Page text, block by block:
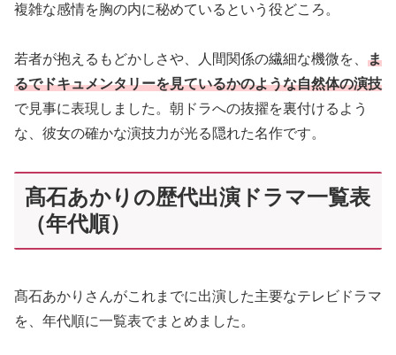
複雑な感情を胸の内に秘めているという役どころ。
若者が抱えるもどかしさや、人間関係の繊細な機微を、 ま
るでドキュメンタリーを見ているかのような自然体の演技
で見事に表現しました。朝ドラへの抜擢を裏付けるよう
な、彼女の確かな演技力が光る隠れた名作です。
髙石あかりの歴代出演ドラマ一覧表
（年代順）
髙石あかりさんがこれまでに出演した主要なテレビドラマ
を、年代順に一覧表でまとめました。